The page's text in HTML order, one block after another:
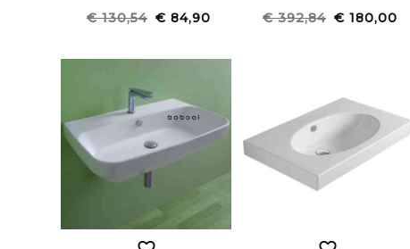
€ 130,54 € 84,90 € 392,84 € 180,00